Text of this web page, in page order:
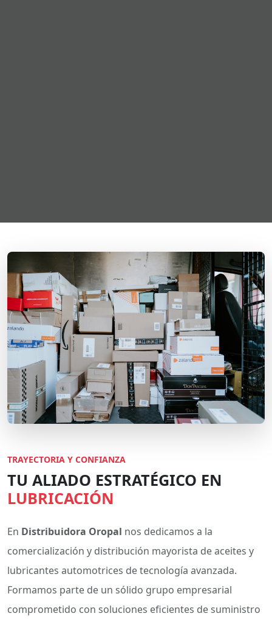
TRAYECTORIA Y CONFIANZA
TU ALIADO ESTRATÉGICO EN
LUBRICACIÓN
En Distribuidora Oropal nos dedicamos a la
comercialización y distribución mayorista de aceites y
lubricantes automotrices de tecnología avanzada.
Formamos parte de un sólido grupo empresarial
comprometido con soluciones eficientes de suministro